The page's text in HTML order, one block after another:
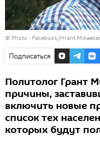
© Photo : Facebook/Hrant
Подписаться
Политолог Грант
причины,
включить новые
список тех
которых будут